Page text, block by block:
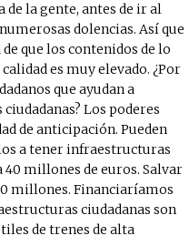
la gente, antes de ir al
dolencias. Así que
que los contenidos de lo
es muy elevado. ¿Por
que ayudan a
Los poderes
de anticipación. Pueden
a tener infraestructuras
40 millones de euros. Salvar
millones. Financiaríamos
ciudadanas son
de trenes de alta